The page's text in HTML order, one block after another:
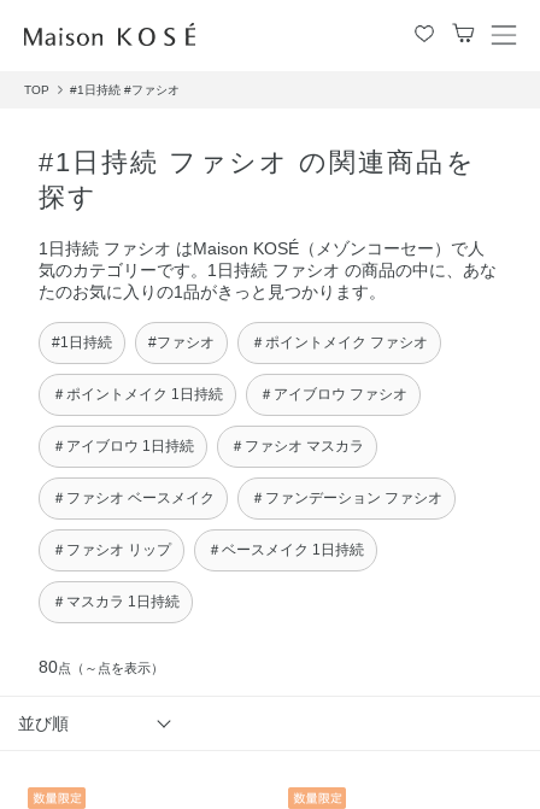
メ
TOP #1日持続 #ファシオ
#1日持続 ファシオ の関連商品を
探す
1日持続 ファシオ はMaison KOSÉ（メゾンコーセー）で人
気のカテゴリーです。1日持続 ファシオ の商品の中に、あな
たのお気に入りの1品がきっと見つかります。
#1日持続 #ファシオ ＃ポイントメイク ファシオ
＃ポイントメイク 1日持続 ＃アイブロウ ファシオ
＃アイブロウ 1日持続 ＃ファシオ マスカラ
＃ファシオ ベースメイク ＃ファンデーション ファシオ
＃ファシオ リップ ＃ベースメイク 1日持続
＃マスカラ 1日持続
80点 （～点を表示）
並び順